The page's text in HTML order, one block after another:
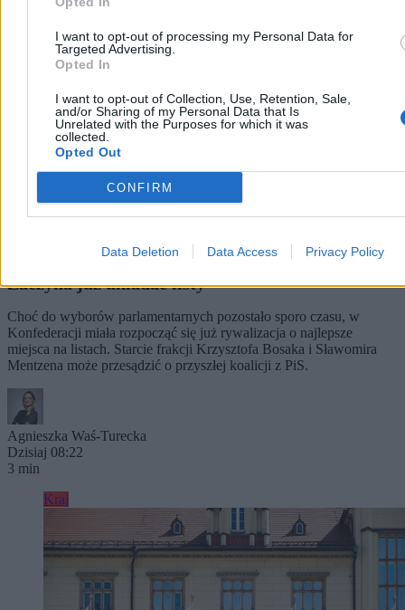
I want to opt-out of processing my Personal Data for
Targeted Advertising.
Opted In
I want to opt-out of Collection, Use, Retention, Sale,
and/or Sharing of my Personal Data that Is
Unrelated with the Purposes for which it was
collected.
Opted Out
CONFIRM
Data Deletion Data Access Privacy Policy
Konfederacja przygotowuje się do wyborów.
Zaczyna już układać listy
Choć do wyborów parlamentarnych pozostało sporo czasu, w
Konfederacji miała rozpocząć się już rywalizacja o najlepsze
miejsca na listach. Starcie frakcji Krzysztofa Bosaka i Sławomira
Mentzena może przesądzić o przyszłej koalicji z PiS.
Agnieszka Waś-Turecka
Dzisiaj 08:22
3 min
Kraj